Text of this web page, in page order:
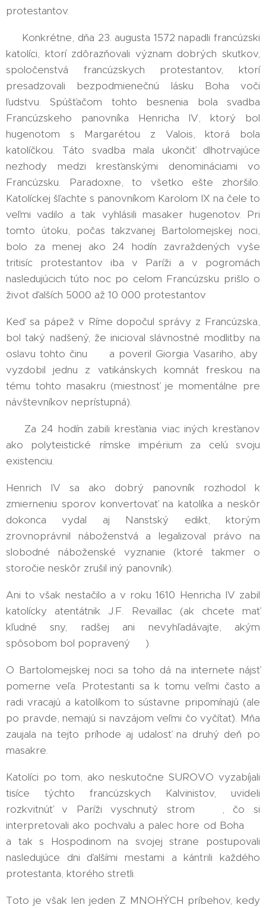
protestantov.
🗡️ Konkrétne, dňa 23. augusta 1572 napadli francúzski
katolíci, ktorí zdôrazňovali význam dobrých skutkov,
spoločenstvá francúzskych protestantov, ktorí
presadzovali bezpodmienečnú lásku Boha voči
ľudstvu. Spúšťačom tohto besnenia bola svadba
Francúzskeho panovníka Henricha IV, ktorý bol
hugenotom s Margarétou z Valois, ktorá bola
katolíčkou. Táto svadba mala ukončiť dlhotrvajúce
nezhody medzi kresťanskými denomináciami vo
Francúzsku. Paradoxne, to všetko ešte zhoršilo.
Katolíckej šľachte s panovníkom Karolom IX na čele to
veľmi vadilo a tak vyhlásili masaker hugenotov. Pri
tomto útoku, počas takzvanej Bartolomejskej noci,
bolo za menej ako 24 hodín zavraždených vyše
tritisíc protestantov iba v Paríži a v pogromách
nasledujúcich túto noc po celom Francúzsku prišlo o
život ďalších 5000 až 10 000 protestantov ‼️
Keď sa pápež v Ríme dopočul správy z Francúzska,
bol taký nadšený, že inicioval slávnostné modlitby na
oslavu tohto činu 🤦‍♂‍ a poveril Giorgia Vasariho, aby
vyzdobil jednu z vatikánskych komnát freskou na
tému tohto masakru (miestnosť je momentálne pre
návštevníkov neprístupná).
⚠️ Za 24 hodín zabili kresťania viac iných kresťanov
ako polyteistické rímske impérium za celú svoju
existenciu.
Henrich IV sa ako dobrý panovník rozhodol k
zmierneniu sporov konvertovať na katolíka a neskôr
dokonca vydal aj Nanstský edikt, ktorým
zrovnoprávnil náboženstvá a legalizoval právo na
slobodné náboženské vyznanie (ktoré takmer o
storočie neskôr zrušil iný panovník).
Ani to však nestačilo a v roku 1610 Henricha IV zabil
katolícky atentátnik J.F. Revaillac (ak chcete mať
kľudné sny, radšej ani nevyhľadávajte, akým
spôsobom bol popravený 😱).
O Bartolomejskej noci sa toho dá na internete nájsť
pomerne veľa. Protestanti sa k tomu veľmi často a
radi vracajú a katolíkom to sústavne pripomínajú (ale
po pravde, nemajú si navzájom veľmi čo vyčítať). Mňa
zaujala na tejto príhode aj udalosť na druhý deň po
masakre.
Katolíci po tom, ako neskutočne SUROVO vyzabíjali
tisíce týchto francúzskych Kalvinistov, uvideli
rozkvitnúť v Paríži vyschnutý strom 🌳, čo si
interpretovali ako pochvalu a palec hore od Boha 👍
a tak s Hospodinom na svojej strane postupovali
nasledujúce dni ďalšími mestami a kántrili každého
protestanta, ktorého stretli.
Toto je však len jeden Z MNOHÝCH príbehov, kedy